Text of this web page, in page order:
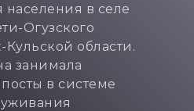
в селе
Огузского
области.
занимала
в системе